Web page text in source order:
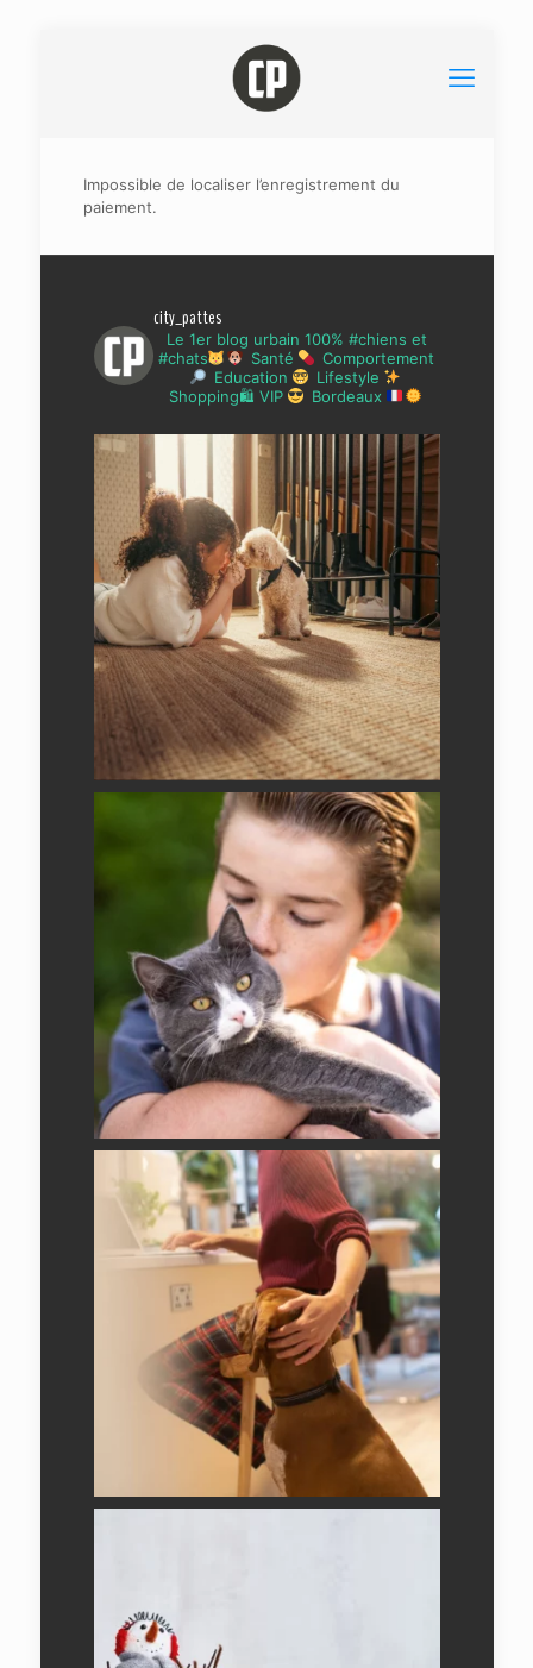
Impossible de localiser l’enregistrement du
paiement.
city_pattes
Le 1er blog urbain 100% #chiens et
#chats
Santé
Comportement
Education
Lifestyle
Shopping🛍 VIP
Bordeaux